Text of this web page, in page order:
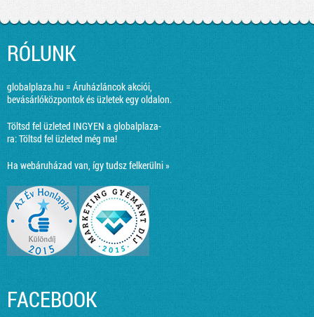
RÓLUNK
globalplaza.hu = Áruházláncok akciói,
bevásárlóközpontok és üzletek egy oldalon.
Töltsd fel üzleted INGYEN a globalplaza-
ra:Töltsd fel üzleted még ma!
Ha webáruházad van, így tudsz felkerülni »
FACEBOOK